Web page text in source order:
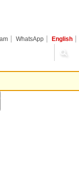
WhatsApp English